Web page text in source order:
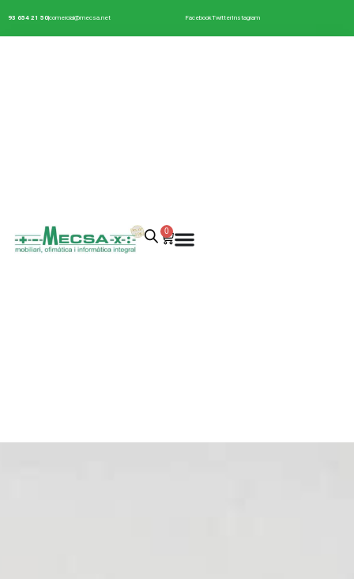
93 654 21 50comercial@mecsa.net FacebookTwitterInstagram
0